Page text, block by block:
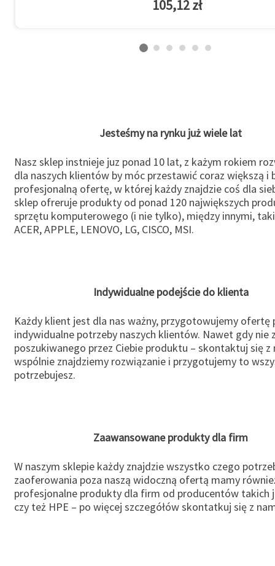
105,12 zł
Jesteśmy na rynku już wiele lat
Nasz sklep instnieje juz ponad 10 lat, z każym rokiem
dla naszych klientów by móc przestawić coraz większą i
profesjonalną ofertę, w której każdy znajdzie coś dla
sklep ofreruje produkty od ponad 120 największych
sprzętu komputerowego (i nie tylko), między innymi,
ACER, APPLE, LENOVO, LG, CISCO, MSI.
Indywidualne podejście do klienta
Każdy klient jest dla nas ważny, przygotowujemy ofertę
indywidualne potrzeby naszych klientów. Nawet gdy nie
poszukiwanego przez Ciebie produktu – skontaktuj się z
wspólnie znajdziemy rozwiązanie i przygotujemy to
potrzebujesz.
Zaawansowane produkty dla firm
W naszym sklepie każdy znajdzie wszystko czego
zaoferowania poza naszą widoczną ofertą mamy
profesjonalne produkty dla firm od producentów takich
czy też HPE – po więcej szczegółów skontatkuj się z